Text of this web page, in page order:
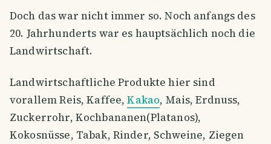
Doch das war nicht immer so. Noch anfangs des
20. Jahrhunderts war es hauptsächlich noch die
Landwirtschaft.
Landwirtschaftliche Produkte hier sind
vorallem Reis, Kaffee,Kakao, Mais, Erdnuss,
Zuckerrohr, Kochbananen(Platanos),
Kokosnüsse, Tabak, Rinder, Schweine, Ziegen